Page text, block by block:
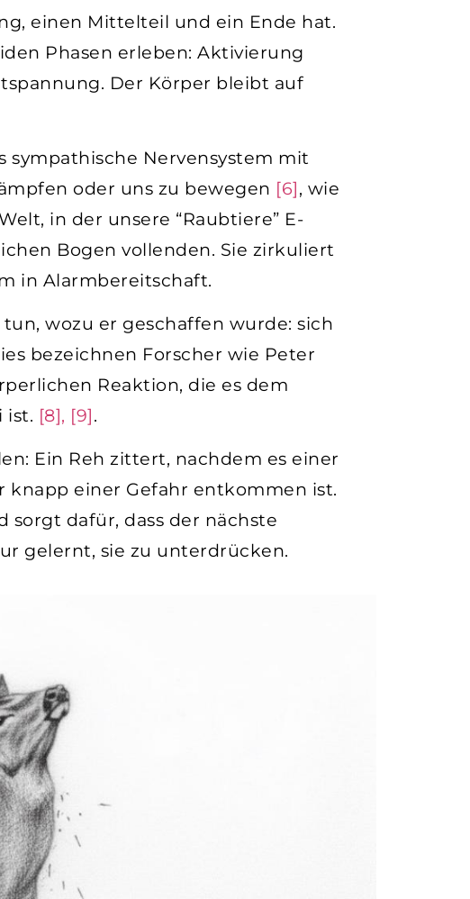
einen Mittelteil und ein Ende hat.
Phasen erleben: Aktivierung
Der Körper bleibt auf
Nervensystem mit
oder uns zu bewegen [6], wie
in der unsere “Raubtiere” E-
Bogen vollenden. Sie zirkuliert
in Alarmbereitschaft.
wozu er geschaffen wurde: sich
bezeichnen Forscher wie Peter
Reaktion, die es dem
ist. [8], [9].
Ein Reh zittert, nachdem es einer
knapp einer Gefahr entkommen ist.
dafür, dass der nächste
gelernt, sie zu unterdrücken.